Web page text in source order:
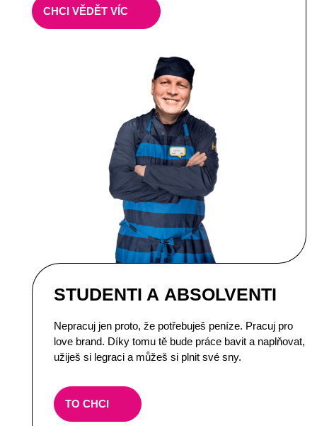
CHCI VĚDĚT VÍC
STUDENTI A ABSOLVENTI
Nepracuj jen proto, že potřebuješ peníze. Pracuj pro
love brand. Díky tomu tě bude práce bavit a naplňovat,
užiješ si legraci a můžeš si plnit své sny.
TO CHCI